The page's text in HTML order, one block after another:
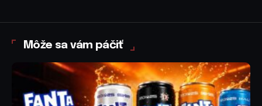
Môže sa vám páčiť